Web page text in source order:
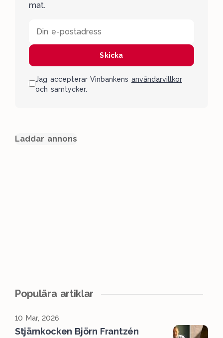
mat.
Din e-postadress
Skicka
Jag accepterar Vinbankens användarvillkor
och samtycker.
Laddar annons
Populära artiklar
10 Mar, 2026
Stjärnkocken Björn Frantzén